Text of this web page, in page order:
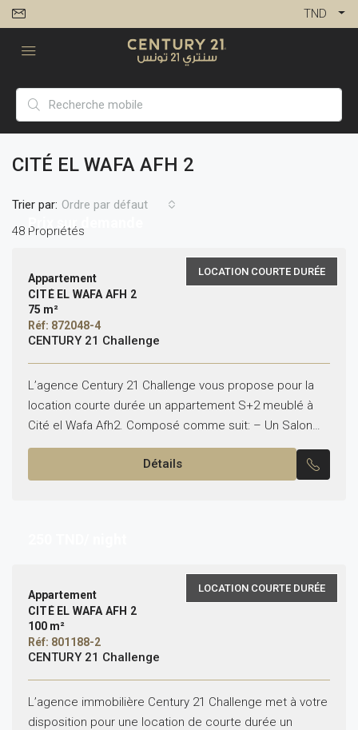
TND
CITÉ EL WAFA AFH 2
48 Propriétés
Trier par: Ordre par défaut
LOCATION COURTE DURÉE
Prix sur demande
Appartement
CITÉ EL WAFA AFH 2
75 m²
Réf: 872048-4
CENTURY 21 Challenge
L’agence Century 21 Challenge vous propose pour la
location courte durée un appartement S+2 meublé à
Cité el Wafa Afh2. Composé comme suit: – Un Salon
avec balcon – Deux chambre à...
Détails
LOCATION COURTE DURÉE
Appartement
CITÉ EL WAFA AFH 2
100 m²
Réf: 801188-2
CENTURY 21 Challenge
L’agence immobilière Century 21 Challenge met à votre
disposition pour une location de courte durée un